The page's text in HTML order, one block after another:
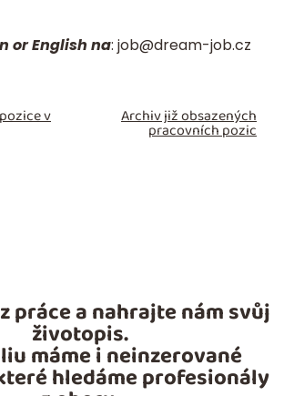
or English na: job@dream-job.cz
v Archiv již obsazených
pracovních pozic
práce a nahrajte nám svůj
životopis.
máme i neinzerované
hledáme profesionály